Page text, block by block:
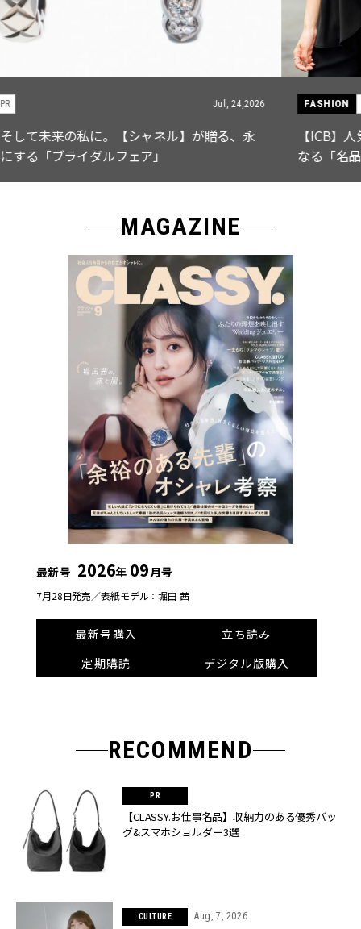
Jul, 15,2026
【ICB】人気インフルエンサーと共同制作! 週5で着たく
なる「名品ブラウス」２選
MAGAZINE
最新号 2026年 09月号
7月28日発売／表紙モデル：堀田 茜
最新号購入
立ち読み
定期購読
デジタル版購入
RECOMMEND
【CLASSY.お仕事名品】収納力のある優秀バッ
グ&スマホショルダー3選
CULTURE Aug, 7, 2026